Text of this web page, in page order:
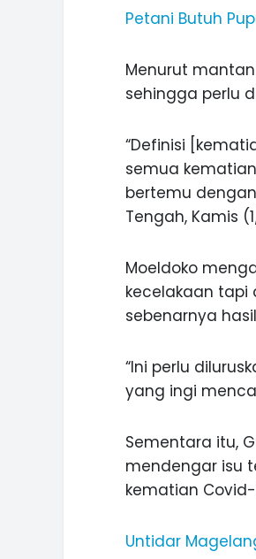
Petani Butuh
Menurut
sehingga perlu
“Definisi
semua
bertemu
Tengah, Kamis
Moeldoko
kecelakaan tapi
sebenarnya
“Ini perlu
yang ingi
Sementara itu,
mendengar isu
kematian
Untidar
INI CARA